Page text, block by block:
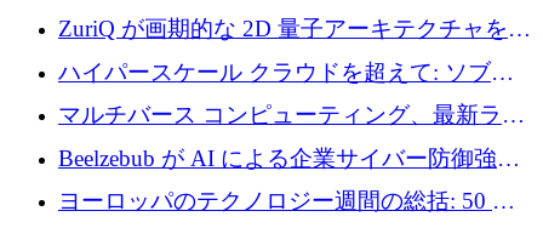
規模拡大に向けて 400 万ポンド以上を確保
ZuriQ が画期的な 2D 量子アーキテクチャを拡
張するために 2,550 万ドルを調達
ハイパースケール クラウドを超えて: ソブリ
ン コンピューティングに対する DFINITY の
ビジョン
マルチバース コンピューティング、最新ラウ
ンドで最大 5 億 7,000 万ドルを目標
Beelzebub が AI による企業サイバー防御強化
のために 300 万ユーロを調達
ヨーロッパのテクノロジー週間の総括: 50 以